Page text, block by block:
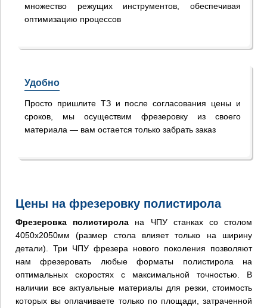
множество режущих инструментов, обеспечивая
оптимизацию процессов
Удобно
Просто пришлите ТЗ и после согласования цены и
сроков, мы осуществим фрезеровку из своего
материала — вам остается только забрать заказ
Цены на фрезеровку полистирола
Фрезеровка полистирола на ЧПУ станках со столом
4050х2050мм (размер стола влияет только на ширину
детали). Три ЧПУ фрезера нового поколения позволяют
нам фрезеровать любые форматы полистирола на
оптимальных скоростях с максимальной точностью. В
наличии все актуальные материалы для резки, стоимость
которых вы оплачиваете только по площади, затраченной